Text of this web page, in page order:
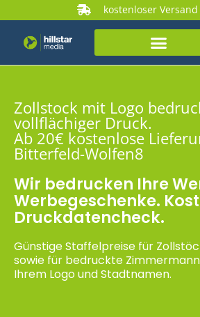
kostenloser
Zollstock mit Logo
vollflächiger Druck.
Ab 20€ kostenlose
Bitterfeld-Wolfen8
Wir bedrucken Ihre
Werbegeschenke.
Druckdatencheck.
Günstige Staffelpreise für
sowie für bedruckte
Ihrem Logo und Stadtnamen.